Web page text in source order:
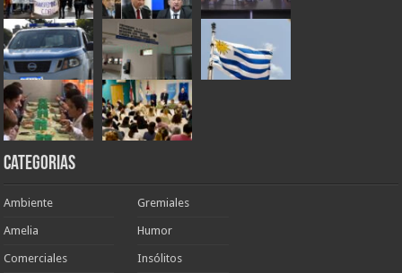
Categorias
Ambiente
Amelia
Comerciales
Gremiales
Humor
Insólitos